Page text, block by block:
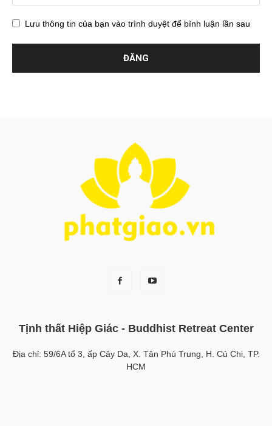
Lưu thông tin của bạn vào trình duyệt để bình luận lần sau
Tịnh thất Hiệp Giác - Buddhist Retreat Center
Địa chỉ: 59/6A tổ 3, ấp Cây Da, X. Tân Phú Trung, H. Củ Chi, TP.
HCM